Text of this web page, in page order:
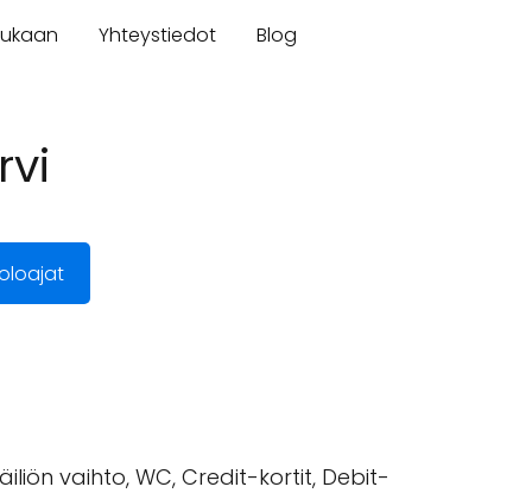
Yhteystiedot Blog
vaihto, WC, Credit-kortit, Debit-